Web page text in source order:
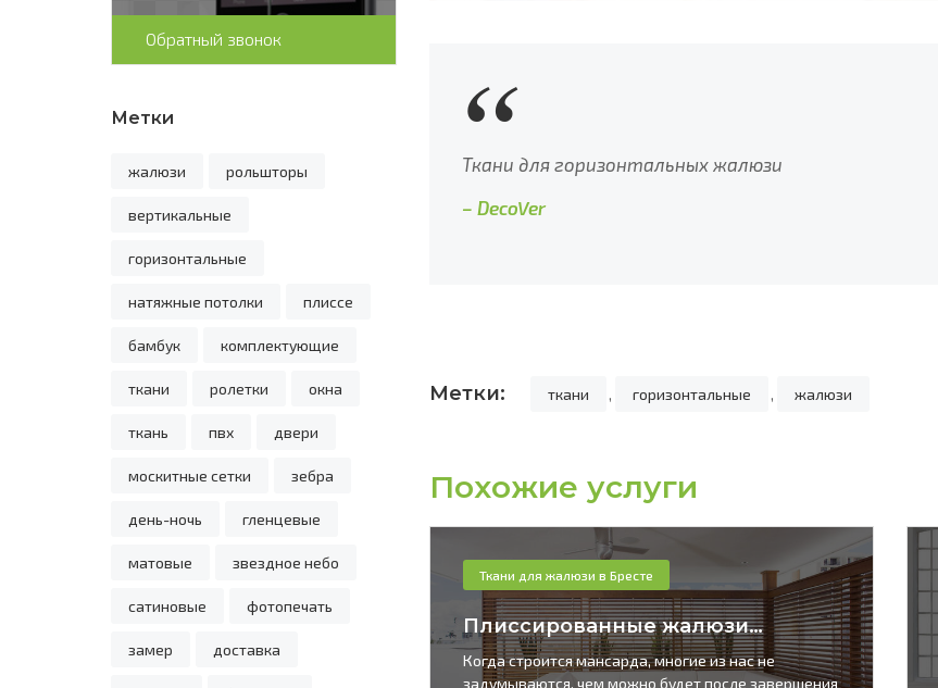
Обратный звонок
Метки
жалюзи рольшторы
вертикальные
горизонтальные
натяжные потолки плиссе
бамбук комплектующие
ткани ролетки окна
ткань пвх двери
москитные сетки зебра
день-ночь гленцевые
матовые звездное небо
сатиновые фотопечать
замер доставка
Ткани для горизонтальных жалюзи
– DecoVer
Метки: ткани , горизонтальные , жалюзи
Похожие услуги
горизонтальные жалюзи Стандарт
Ткани для жалюзи в Бресте
Плиссированные жалюзи…
Когда строится мансарда, многие из нас не
задумываются, чем можно будет после завершения